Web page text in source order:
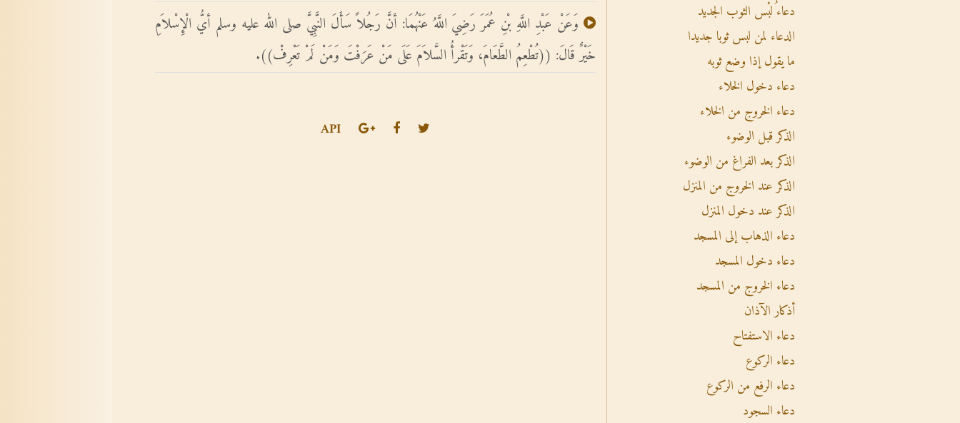
دعاء ُلبْس الثوب الجديد
الدعاء لمن لبس ثوبا جديدا
ما يقول إذا وضع ثوبه
دعاء دخول الخلاء
دعاء الخروج من الخلاء
الذكر قبل الوضوء
الذكر بعد الفراغ من الوضوء
الذكر عند الخروج من المنزل
الذكر عند دخول المنزل
دعاء الذهاب إلى المسجد
دعاء دخول المسجد
دعاء الخروج من المسجد
أذكار الآذان
دعاء الاستفتاح
دعاء الركوع
دعاء الرفع من الركوع
دعاء السجود
وَعَنْ عَبْدِ اللَّهِ بْنِ عُمَرَ رَضِيَ اللَّهُ عَنْهُمَا: أنَّ رَجُلاً سَأَلَ النَّبِيَّ صلى الله عليه وسلم أيُّ الْإِسْلاَمِ
خَيْرٌ قَالَ: ((تُطْعِمُ الطَّعَامَ، وَتَقْرأُ السَّلاَمَ عَلَى مَنْ عَرَفْتَ وَمَنْ لَمْ تَعْرِفْ)).
API